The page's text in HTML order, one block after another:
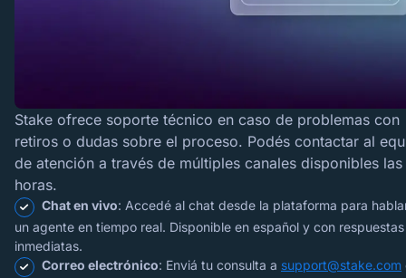
Stake ofrece soporte técnico en caso de problemas con
retiros o dudas sobre el proceso. Podés contactar al
de atención a través de múltiples canales disponibles
horas.
Chat en vivo: Accedé al chat desde la plataforma para
un agente en tiempo real. Disponible en español y con respuestas
inmediatas.
Correo electrónico: Enviá tu consulta a support@stake.com